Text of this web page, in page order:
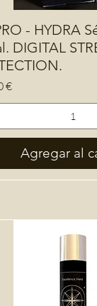
- HYDRA
DIGITAL
€
Agregar al